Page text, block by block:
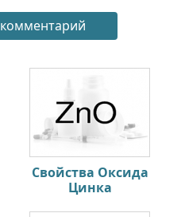
Свойства Оксида
Цинка